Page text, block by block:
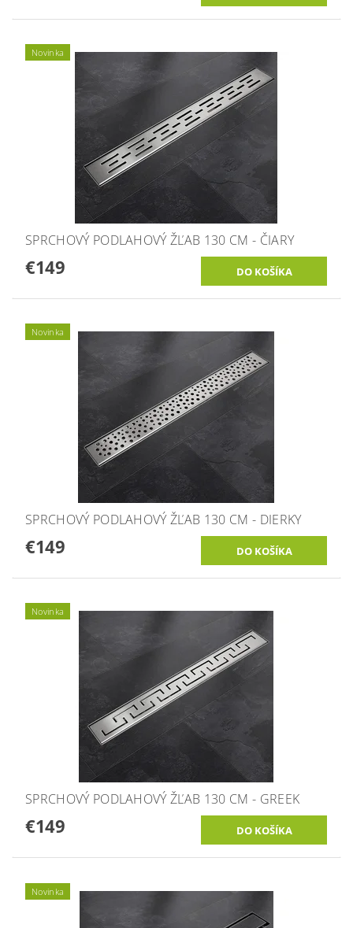
Novinka
SPRCHOVÝ PODLAHOVÝ ŽĽAB 130 CM - ČIARY
€149
Novinka
SPRCHOVÝ PODLAHOVÝ ŽĽAB 130 CM - DIERKY
€149
Novinka
SPRCHOVÝ PODLAHOVÝ ŽĽAB 130 CM - GREEK
€149
Novinka